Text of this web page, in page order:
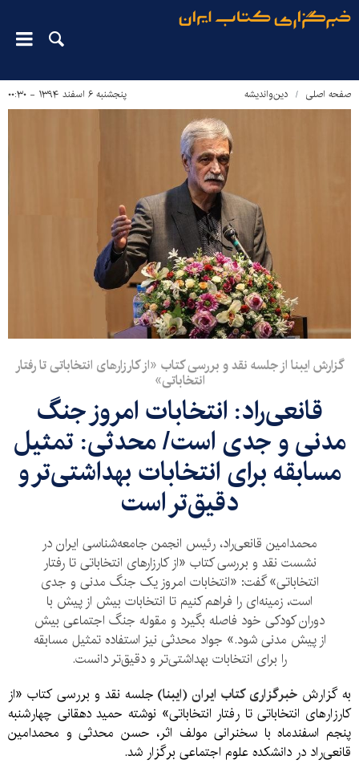
صفحه اصلی دین‌واندیشه پنجشنبه ۶ اسفند ۱۳۹۴ - ۰۰:۳۰
گزارش ایبنا از جلسه نقد و بررسی کتاب «از کارزارهای انتخاباتی تا رفتار
انتخاباتی»
قانعی‌راد: انتخابات امروز جنگ
مدنی و جدی است/ محدثی: تمثیل
مسابقه برای انتخابات بهداشتی‌تر و
دقیق‌تر است
محمدامین قانعی‌راد، رئیس انجمن جامعه‌شناسی ایران در
نشست نقد و بررسی کتاب «از کارزارهای انتخاباتی تا رفتار
انتخاباتی» گفت: «انتخابات امروز یک جنگ مدنی و جدی
است، زمینه‌ای را فراهم کنیم تا انتخابات بیش از پیش با
دوران کودکی خود فاصله بگیرد و مقوله جنگ اجتماعی بیش
از پیش مدنی شود.» جواد محدثی نیز استفاده تمثیل مسابقه
را برای انتخابات بهداشتی‌تر و دقیق‌تر دانست.
به گزارش خبرگزاری کتاب ایران (ایبنا) جلسه نقد و بررسی کتاب «از
کارزارهای انتخاباتی تا رفتار انتخاباتی» نوشته حمید دهقانی چهارشنبه
پنجم اسفندماه با سخنرانی مولف اثر، حسن محدثی و محمدامین
قانعی‌راد در دانشکده علوم اجتماعی برگزار شد.